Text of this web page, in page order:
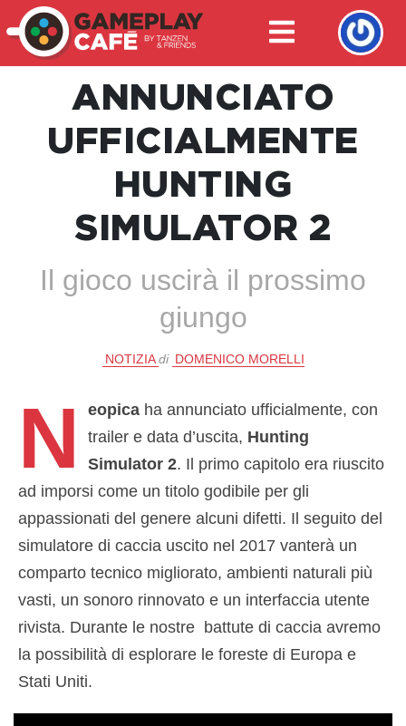
ANNUNCIATO
UFFICIALMENTE
HUNTING
SIMULATOR 2
Il gioco uscirà il prossimo
giungo
NOTIZIA di DOMENICO MORELLI
N eopica ha annunciato ufficialmente, con
trailer e data d’uscita, Hunting
Simulator 2. Il primo capitolo era riuscito
ad imporsi come un titolo godibile per gli
appassionati del genere alcuni difetti. Il seguito del
simulatore di caccia uscito nel 2017 vanterà un
comparto tecnico migliorato, ambienti naturali più
vasti, un sonoro rinnovato e un interfaccia utente
rivista. Durante le nostre battute di caccia avremo
la possibilità di esplorare le foreste di Europa e
Stati Uniti.